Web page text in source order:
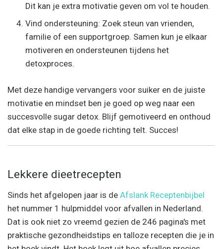
Dit kan je extra motivatie geven om vol te houden.
Vind ondersteuning: Zoek steun van vrienden,
familie of een supportgroep. Samen kun je elkaar
motiveren en ondersteunen tijdens het
detoxproces.
Met deze handige vervangers voor suiker en de juiste
motivatie en mindset ben je goed op weg naar een
succesvolle sugar detox. Blijf gemotiveerd en onthoud
dat elke stap in de goede richting telt. Succes!
Lekkere dieetrecepten
Sinds het afgelopen jaar is de Afslank Receptenbijbel
het nummer 1 hulpmiddel voor afvallen in Nederland.
Dat is ook niet zo vreemd gezien de 246 pagina's met
praktische gezondheidstips en talloze recepten die je in